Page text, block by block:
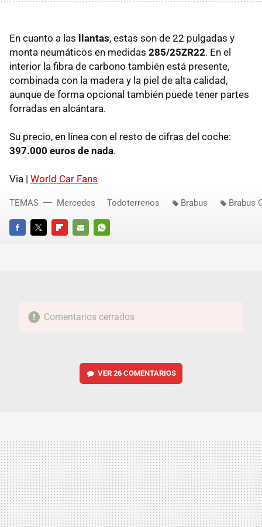
En cuanto a las llantas, estas son de 22 pulgadas y
monta neumáticos en medidas 285/25ZR22. En el
interior la fibra de carbono también está presente,
combinada con la madera y la piel de alta calidad,
aunque de forma opcional también puede tener partes
forradas en alcántara.
Su precio, en línea con el resto de cifras del coche:
397.000 euros de nada.
Via | World Car Fans
FACEBOOKTWITTERFLIPBOARD
E-
WHATSAPP
TEMAS Mercedes Todoterrenos Brabus Brabus
Comentarios cerrados
VER 26 COMENTARIOS